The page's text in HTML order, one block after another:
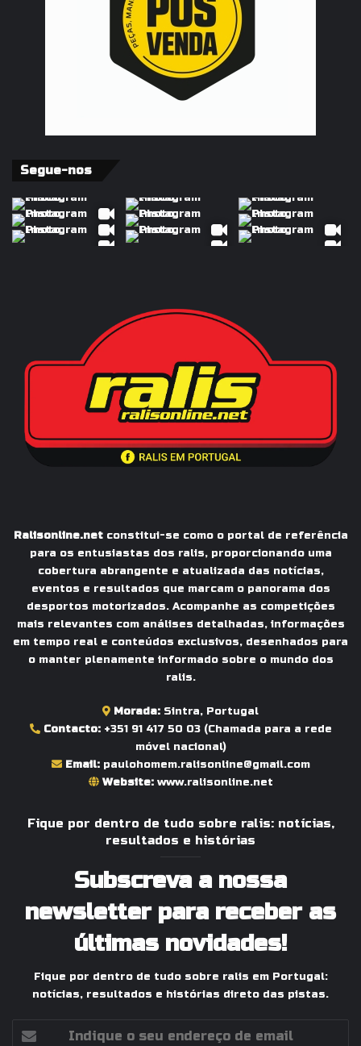
Segue-nos
Ralisonline.netconstitui-se como o portal de referência
para os entusiastas dos ralis, proporcionando uma
cobertura abrangente e atualizada das notícias,
eventos e resultados que marcam o panorama dos
desportos motorizados. Acompanhe as competições
mais relevantes com análises detalhadas, informações
em tempo real e conteúdos exclusivos, desenhados para
o manter plenamente informado sobre o mundo dos
ralis.
Morada: Sintra, Portugal
Contacto: +351 91 417 50 03(Chamada para a rede
móvel nacional)
Email: paulohomem.ralisonline@gmail.com
Website: www.ralisonline.net
Fique por dentro de tudo sobre ralis: notícias,
resultados e histórias
Subscreva a nossa
newsletter para receber as
últimas novidades!
Fique por dentro de tudo sobre ralis em Portugal:
notícias, resultados e histórias direto das pistas.
Indique